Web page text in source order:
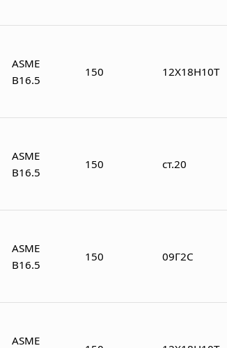
ASME
B16.5
150 12Х18Н10Т
ASME
B16.5
150 ст.20
ASME
B16.5
150 09Г2С
ASME